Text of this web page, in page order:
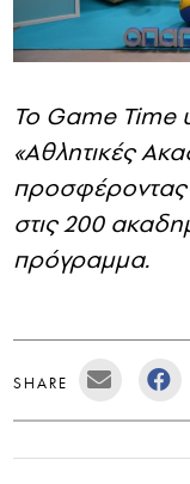
Το Game Time
«Αθλητικές
προσφέροντας
στις 200
πρόγραμμα.
SHARE